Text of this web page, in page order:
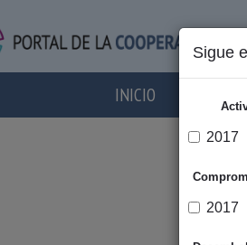
INICIO
Sigue
2017
2017